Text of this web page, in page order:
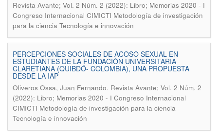
Revista Avante; Vol. 2 Núm. 2 (2022): Libro; Memorias 2020 - I
Congreso Internacional CIMICTI Metodología de investigación
para la ciencia Tecnología e innovación
PERCEPCIONES SOCIALES DE ACOSO SEXUAL EN
ESTUDIANTES DE LA FUNDACIÓN UNIVERSITARIA
CLARETIANA (QUIBDÓ- COLOMBIA), UNA PROPUESTA
DESDE LA IAP
Oliveros Ossa, Juan Fernando. Revista Avante; Vol. 2 Núm. 2
(2022): Libro; Memorias 2020 - I Congreso Internacional
CIMICTI Metodología de investigación para la ciencia
Tecnología e innovación